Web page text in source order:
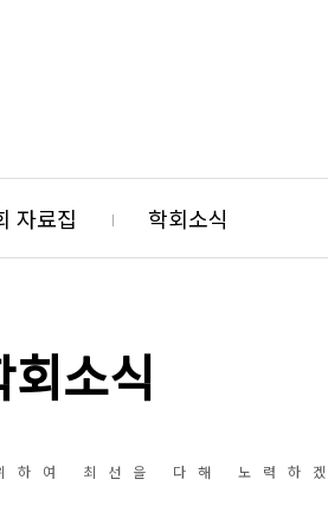
자료집 학회소식
회소식
하여 최선을 다해 노력하